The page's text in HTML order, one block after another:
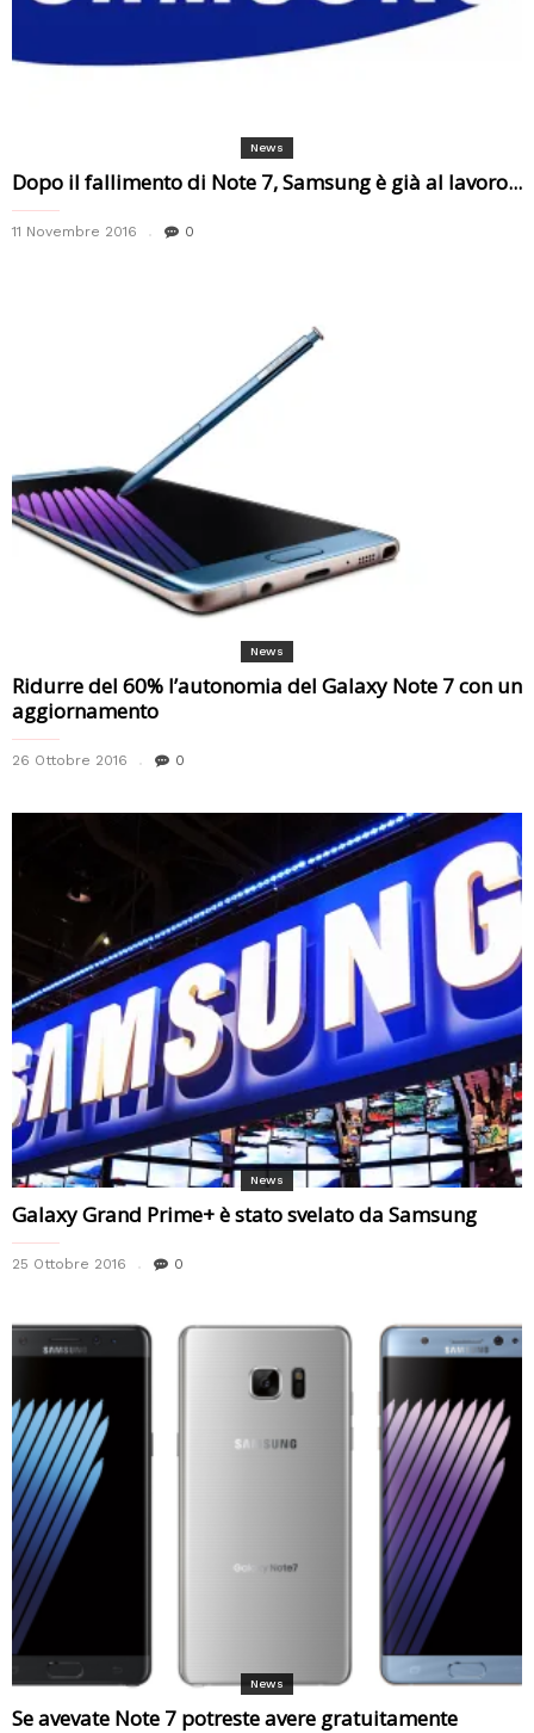
News
Dopo il fallimento di Note 7, Samsung è già al lavoro...
11 Novembre 2016 0
News
Ridurre del 60% l’autonomia del Galaxy Note 7 con un
aggiornamento
26 Ottobre 2016 0
News
Galaxy Grand Prime+ è stato svelato da Samsung
25 Ottobre 2016 0
News
Se avevate Note 7 potreste avere gratuitamente